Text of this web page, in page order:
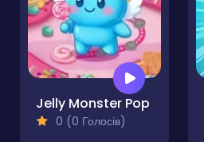
Jelly Monster Pop
0 (0 Голосів)